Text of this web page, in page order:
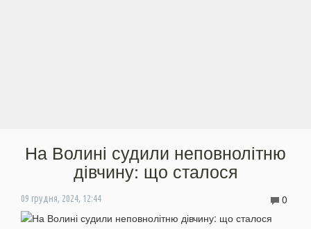
На Волині судили неповнолітню
дівчину: що сталося
09 грудня, 2024, 12:44 0